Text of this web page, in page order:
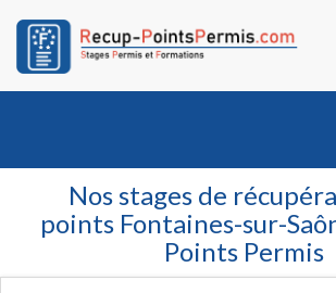
Nos stages de
points Fontaines-sur-
Points Permis